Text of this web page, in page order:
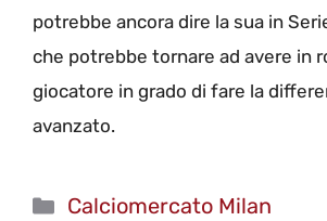
potrebbe ancora dire la sua in
che potrebbe tornare ad avere in
giocatore in grado di fare la
avanzato.
Categorie
Calciomercato Milan